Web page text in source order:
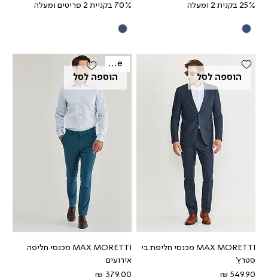
25% בקנית 2 ומעלה
70% בקניית 2 פריטים ומעלה
הוספה לסל
MAX MORETTI מכנסי חליפת בי
סטרץ'
מחיר
הוספה לסל
Sale
MAX MORETTI מכנסי חליפה
אירועים
מחיר